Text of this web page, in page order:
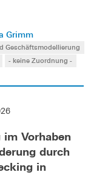
Grimm
Geschäftsmodellierung
- keine Zuordnung -
Vorhaben
durch
in